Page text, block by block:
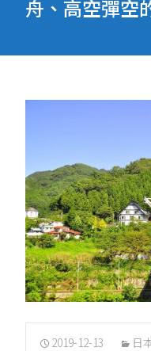
舟、高空彈空
2019-12-13 日